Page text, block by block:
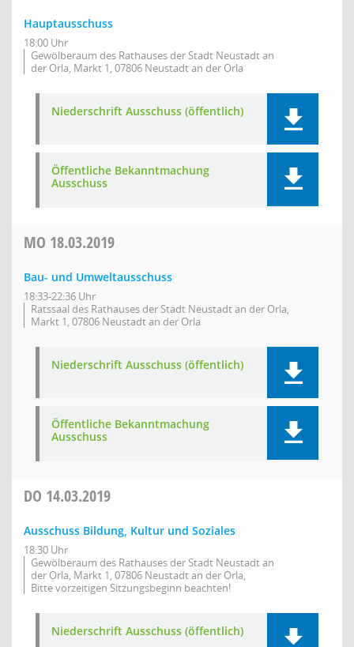
Hauptausschuss
18:00 Uhr
Gewölberaum des Rathauses der Stadt Neustadt an
der Orla, Markt 1, 07806 Neustadt an der Orla
Niederschrift Ausschuss (öffentlich)
Öffentliche Bekanntmachung
Ausschuss
MO 18.03.2019
Bau- und Umweltausschuss
18:33-22:36 Uhr
Ratssaal des Rathauses der Stadt Neustadt an der Orla,
Markt 1, 07806 Neustadt an der Orla
Niederschrift Ausschuss (öffentlich)
Öffentliche Bekanntmachung
Ausschuss
DO 14.03.2019
Ausschuss Bildung, Kultur und Soziales
18:30 Uhr
Gewölberaum des Rathauses der Stadt Neustadt an
der Orla, Markt 1, 07806 Neustadt an der Orla,
Bitte vorzeitigen Sitzungsbeginn beachten!
Niederschrift Ausschuss (öffentlich)